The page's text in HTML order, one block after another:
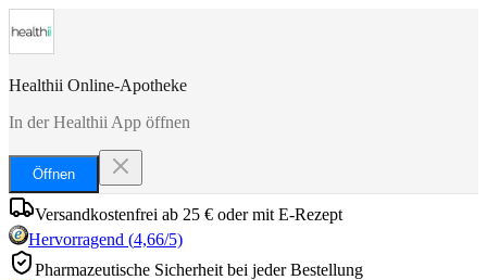
Healthii Online-Apotheke
In der Healthii App öffnen
Öffnen
Versandkostenfrei ab 25 € oder mit E-Rezept
Hervorragend (4,66/5)
Pharmazeutische Sicherheit bei jeder Bestellung